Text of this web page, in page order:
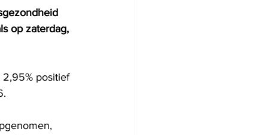
op zaterdag,
positief